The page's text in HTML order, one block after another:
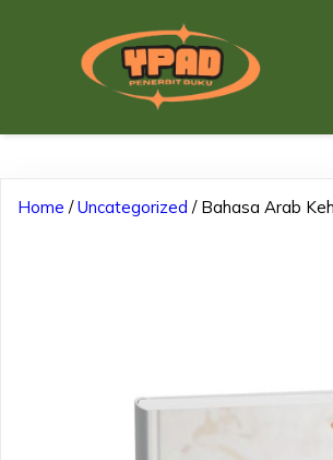
Home /Uncategorized / Bahasa Arab